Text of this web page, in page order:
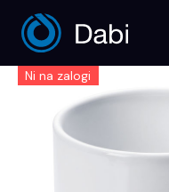
content
Ni na zalogi